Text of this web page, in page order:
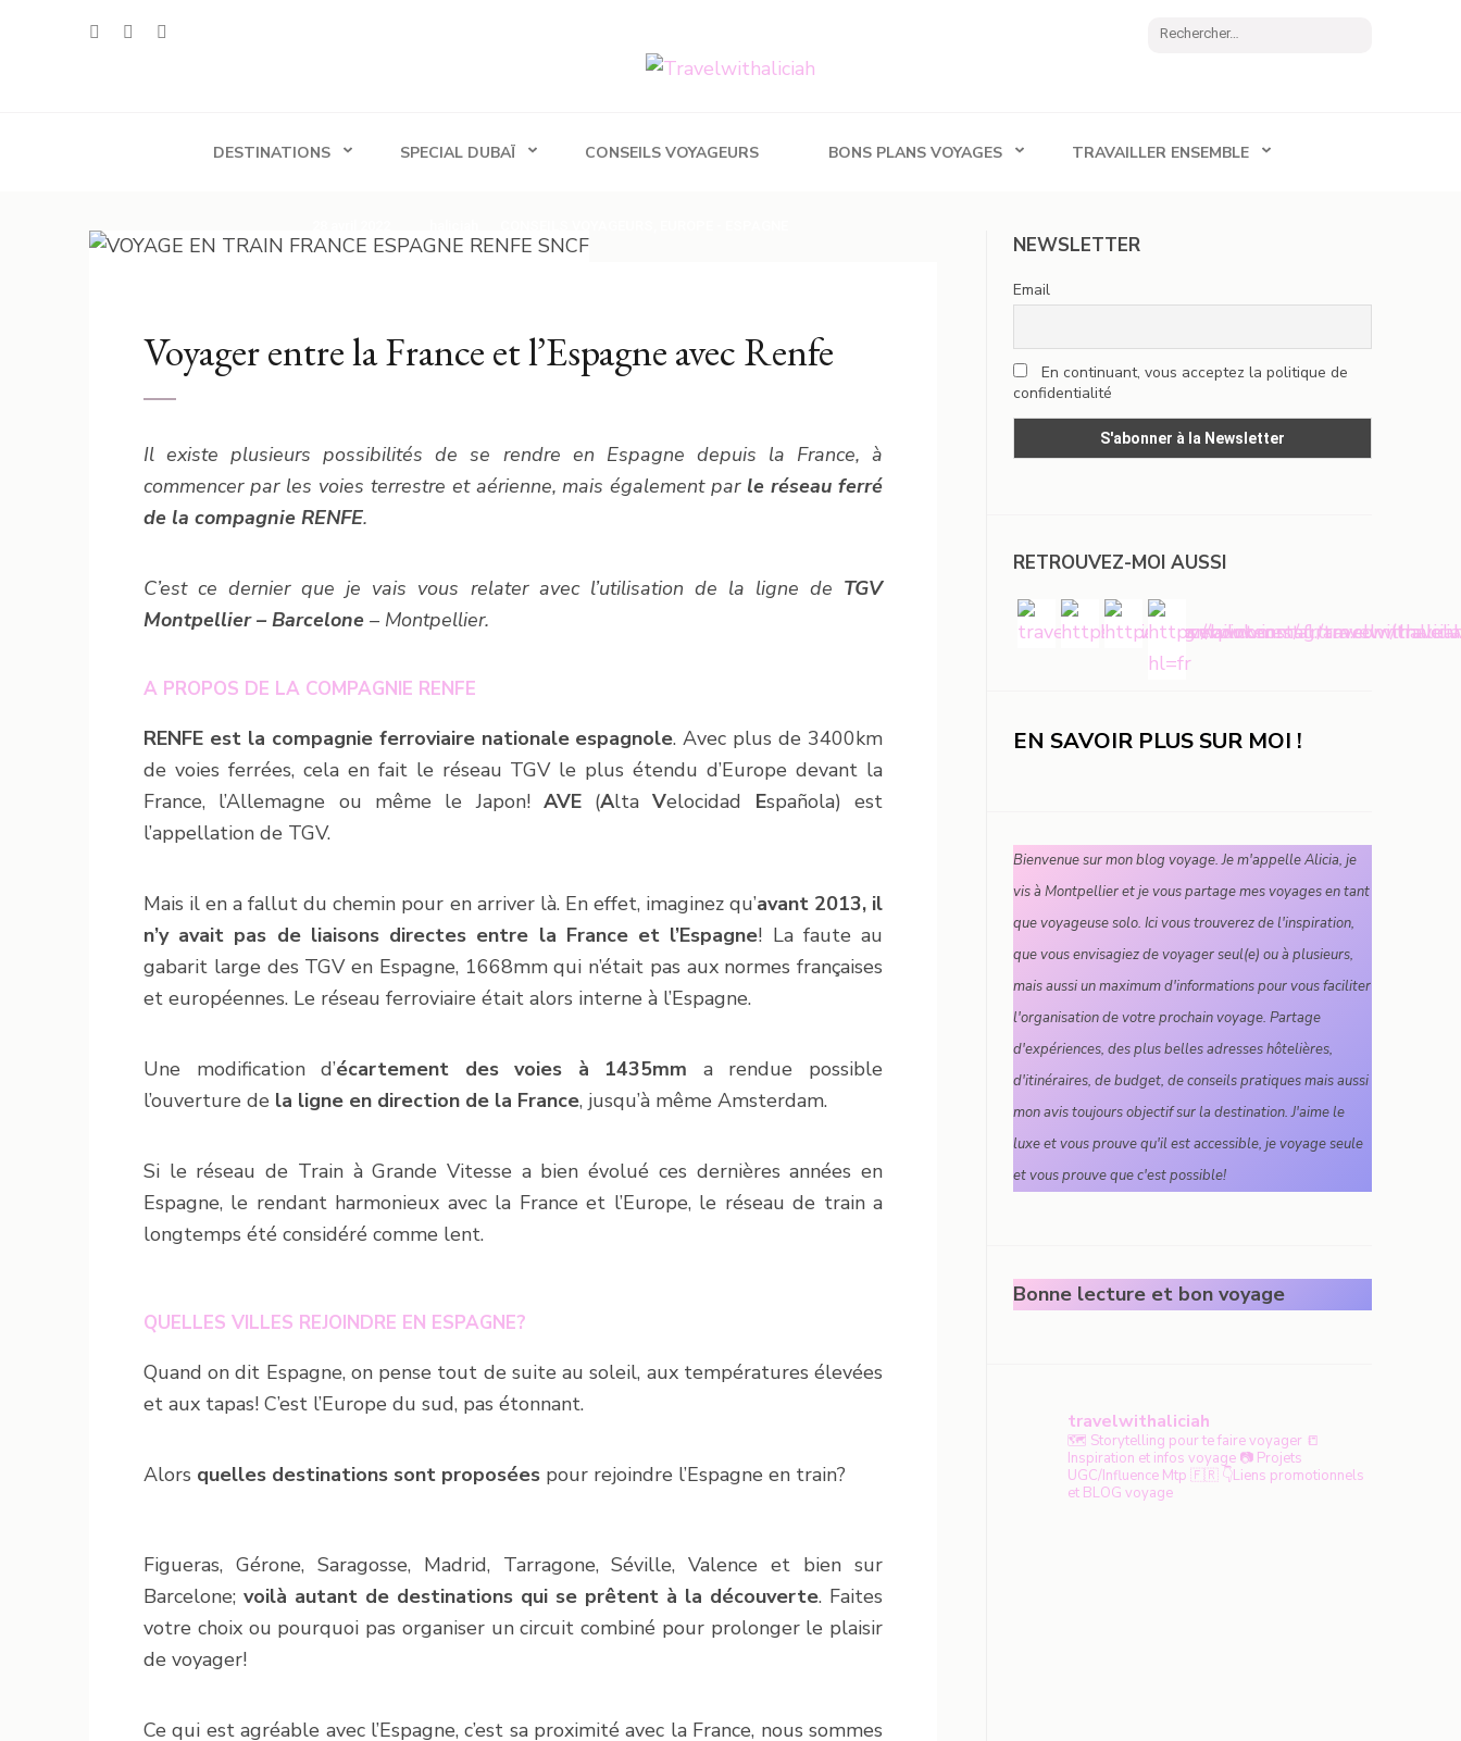
DESTINATIONS SPECIAL DUBAÏ CONSEILS VOYAGEURS BONS PLANS VOYAGES TRAVAILLER ENSEMBLE
Voyager entre la France et l’Espagne avec Renfe
Il existe plusieurs possibilités de se rendre en Espagne depuis la France, à
commencer par les voies terrestre et aérienne, mais également parle réseau ferré
de la compagnie RENFE.
C’est ce dernier que je vais vous relater avec l’utilisation de la ligne de TGV
Montpellier – Barcelone – Montpellier.
A PROPOS DE LA COMPAGNIE RENFE
RENFE est la compagnie ferroviaire nationale espagnole. Avec plus de 3400km
de voies ferrées, cela en fait le réseau TGV le plus étendu d’Europe devant la
France, l’Allemagne ou même le Japon! AVE(AltaVelocidad Española) est
l’appellation de TGV.
Mais il en a fallut du chemin pour en arriver là. En effet, imaginez qu’avant 2013, il
n’y avait pas de liaisons directes entre la France et l’Espagne! La faute au
gabarit large des TGV en Espagne, 1668mm qui n’était pas aux normes françaises
et européennes. Le réseau ferroviaire était alors interne à l’Espagne.
Une modification d’écartement des voies à 1435mm a rendue possible
l’ouverture de la ligne en direction de la France, jusqu’à même Amsterdam.
Si le réseau de Train à Grande Vitesse a bien évolué ces dernières années en
Espagne, le rendant harmonieux avec la France et l’Europe, le réseau de train a
longtemps été considéré comme lent.
QUELLES VILLES REJOINDRE EN ESPAGNE?
Quand on dit Espagne, on pense tout de suite au soleil, aux températures élevées
et aux tapas! C’est l’Europe du sud, pas étonnant.
Alors quelles destinations sont proposées pour rejoindre l’Espagne en train?
Figueras, Gérone, Saragosse, Madrid, Tarragone, Séville, Valence et bien sur
Barcelone; voilà autant de destinations qui se prêtent à la découverte. Faites
votre choix ou pourquoi pas organiser un circuit combiné pour prolonger le plaisir
de voyager!
Ce qui est agréable avec l’Espagne, c’est sa proximité avec la France, nous sommes
NEWSLETTER
Email
En continuant, vous acceptez la politique de
confidentialité
RETROUVEZ-MOI AUSSI
EN SAVOIR PLUS SUR MOI !
Bienvenue sur mon blog voyage. Je m'appelle Alicia, je
vis à Montpellier et je vous partage mes voyages en tant
que voyageuse solo. Ici vous trouverez de l'inspiration,
que vous envisagiez de voyager seul(e) ou à plusieurs,
mais aussi un maximum d'informations pour vous faciliter
l'organisation de votre prochain voyage. Partage
d'expériences, des plus belles adresses hôtelières,
d'itinéraires, de budget, de conseils pratiques mais aussi
mon avis toujours objectif sur la destination. J'aime le
luxe et vous prouve qu'il est accessible, je voyage seule
et vous prouve que c'est possible!
Bonne lecture et bon voyage
travelwithaliciah
🗺️ Storytelling pour te faire voyager 📒
Inspiration et infos voyage 📷 Projets
UGC/Influence Mtp 🇫🇷 👇Liens promotionnels
et BLOG voyage